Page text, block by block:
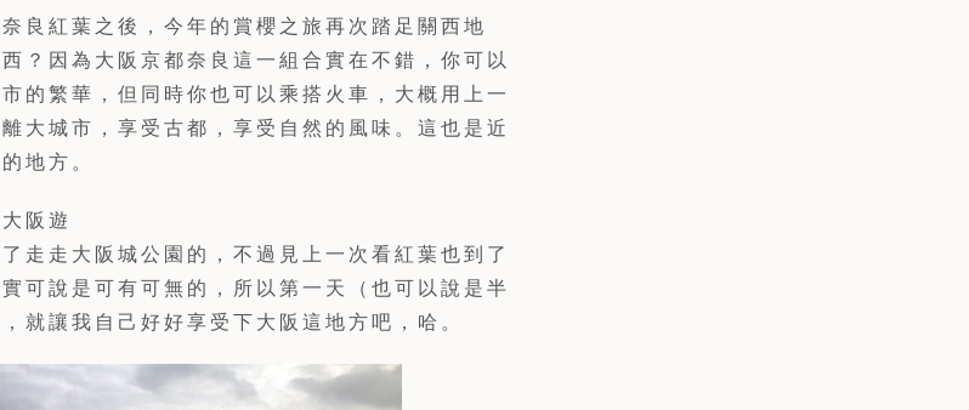
良紅葉之後，今年的賞櫻之旅再次踏足關西地
？因為大阪京都奈良這一組合實在不錯，你可以
的繁華，但同時你也可以乘搭火車，大概用上一
大城市，享受古都，享受自然的風味。這也是近
地方。
阪遊
走走大阪城公園的，不過見上一次看紅葉也到了
可說是可有可無的，所以第一天（也可以說是半
就讓我自己好好享受下大阪這地方吧，哈。